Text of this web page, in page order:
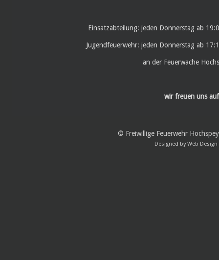
Einsatzabteilung: jeden Donnerstag ab
Jugendfeuerwehr: jeden Donnerstag ab
an der Feuerwache
wir freuen uns
© Freiwillige Feuerwehr
Designed byWeb Design